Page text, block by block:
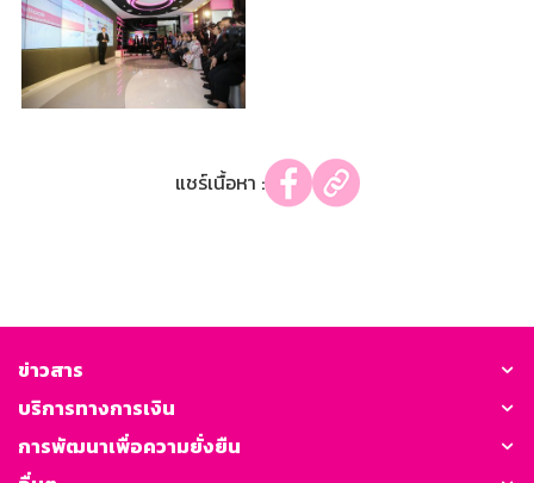
แชร์เนื้อหา :
ข่าวสาร
บริการทางการเงิน
การพัฒนาเพื่อความยั่งยืน